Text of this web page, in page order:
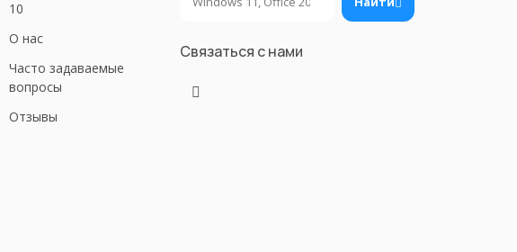
10
О нас
Часто задаваемые
вопросы
Отзывы
Связаться с нами